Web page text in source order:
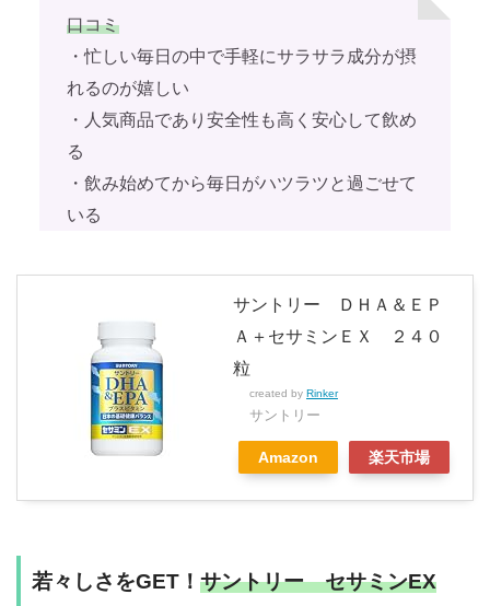
口コミ
・忙しい毎日の中で手軽にサラサラ成分が摂
れるのが嬉しい
・人気商品であり安全性も高く安心して飲め
る
・飲み始めてから毎日がハツラツと過ごせて
いる
サントリー ＤＨＡ＆ＥＰ
Ａ＋セサミンＥＸ ２４０
粒
created by Rinker
サントリー
Amazon 楽天市場
若々しさをGET！ サントリー セサミンEX